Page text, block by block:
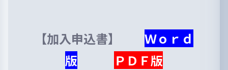
【加入申込書】 Ｗｏｒｄ
版
ＰＤＦ版